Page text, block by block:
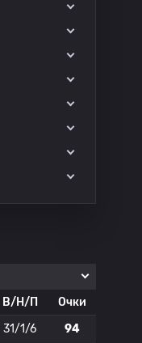
В/Н/П
Очки
31/1/6 94